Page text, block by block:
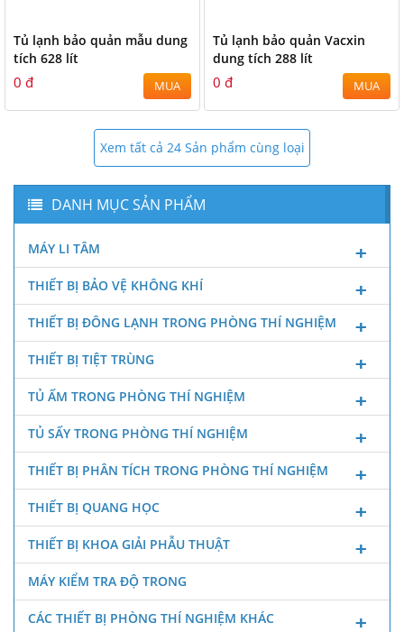
Tủ lạnh bảo quản mẫu dung
tích 628 lít
0 đ MUA
Tủ lạnh bảo quản Vacxin
dung tích 288 lít
0 đ MUA
Xem tất cả 24 Sản phẩm cùng loại
DANH MỤC SẢN PHẨM
MÁY LI TÂM
THIẾT BỊ BẢO VỆ KHÔNG KHÍ
THIẾT BỊ ĐÔNG LẠNH TRONG PHÒNG THÍ NGHIỆM
THIẾT BỊ TIỆT TRÙNG
TỦ ẤM TRONG PHÒNG THÍ NGHIỆM
TỦ SẤY TRONG PHÒNG THÍ NGHIỆM
THIẾT BỊ PHÂN TÍCH TRONG PHÒNG THÍ NGHIỆM
THIẾT BỊ QUANG HỌC
THIẾT BỊ KHOA GIẢI PHẪU THUẬT
MÁY KIỂM TRA ĐỘ TRONG
CÁC THIẾT BỊ PHÒNG THÍ NGHIỆM KHÁC